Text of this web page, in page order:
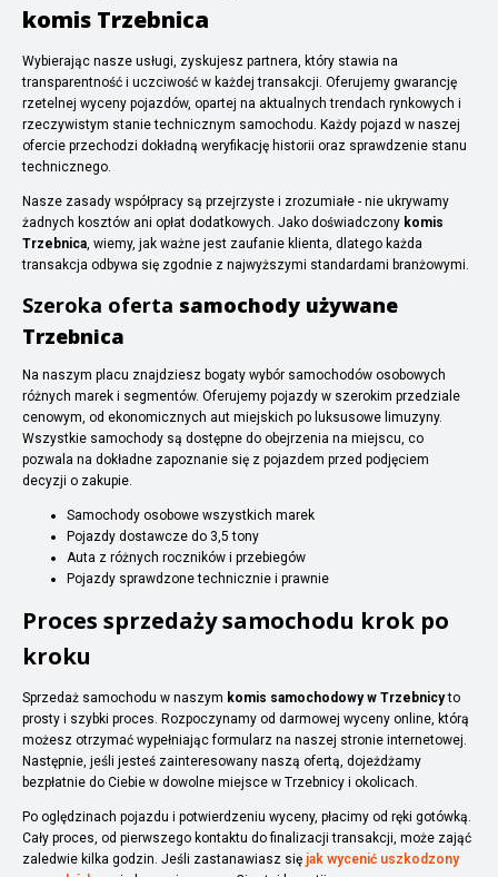
komis Trzebnica
Wybierając nasze usługi, zyskujesz partnera, który stawia na
transparentność i uczciwość w każdej transakcji. Oferujemy gwarancję
rzetelnej wyceny pojazdów, opartej na aktualnych trendach rynkowych i
rzeczywistym stanie technicznym samochodu. Każdy pojazd w naszej
ofercie przechodzi dokładną weryfikację historii oraz sprawdzenie stanu
technicznego.
Nasze zasady współpracy są przejrzyste i zrozumiałe - nie ukrywamy
żadnych kosztów ani opłat dodatkowych. Jako doświadczony komis
Trzebnica, wiemy, jak ważne jest zaufanie klienta, dlatego każda
transakcja odbywa się zgodnie z najwyższymi standardami branżowymi.
Szeroka oferta samochody używane
Trzebnica
Na naszym placu znajdziesz bogaty wybór samochodów osobowych
różnych marek i segmentów. Oferujemy pojazdy w szerokim przedziale
cenowym, od ekonomicznych aut miejskich po luksusowe limuzyny.
Wszystkie samochody są dostępne do obejrzenia na miejscu, co
pozwala na dokładne zapoznanie się z pojazdem przed podjęciem
decyzji o zakupie.
Samochody osobowe wszystkich marek
Pojazdy dostawcze do 3,5 tony
Auta z różnych roczników i przebiegów
Pojazdy sprawdzone technicznie i prawnie
Proces sprzedaży samochodu krok po
kroku
Sprzedaż samochodu w naszym komis samochodowy w Trzebnicyto
prosty i szybki proces. Rozpoczynamy od darmowej wyceny online, którą
możesz otrzymać wypełniając formularz na naszej stronie internetowej.
Następnie, jeśli jesteś zainteresowany naszą ofertą, dojeżdżamy
bezpłatnie do Ciebie w dowolne miejsce w Trzebnicy i okolicach.
Po oględzinach pojazdu i potwierdzeniu wyceny, płacimy od ręki gotówką.
Cały proces, od pierwszego kontaktu do finalizacji transakcji, może zająć
zaledwie kilka godzin. Jeśli zastanawiasz się jak wycenić uszkodzony